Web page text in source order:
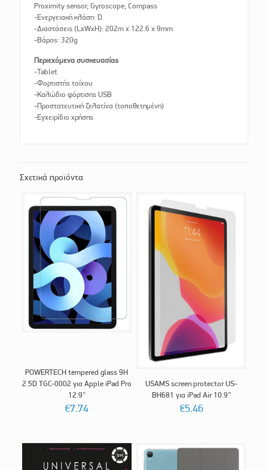
Proximity sensor, Gyroscope, Compass
-Ενεργειακή κλάση: D
-Διαστάσεις (LxWxH): 202m x 122.6 x 9mm
-Βάρος: 320g
Περιεχόμενα συσκευασίας
-Tablet
-Φορτιστής τοίχου
-Καλώδιο φόρτισης USB
-Προστατευτική ζελατίνα (τοποθετημένη)
-Εγχειρίδιο χρήσης
Σχετικά προϊόντα
POWERTECH tempered glass 9H
2.5D TGC-0002 για Apple iPad Pro
12.9″
€7.74
USAMS screen protector US-
BH681 για iPad Air 10.9″
€5.46